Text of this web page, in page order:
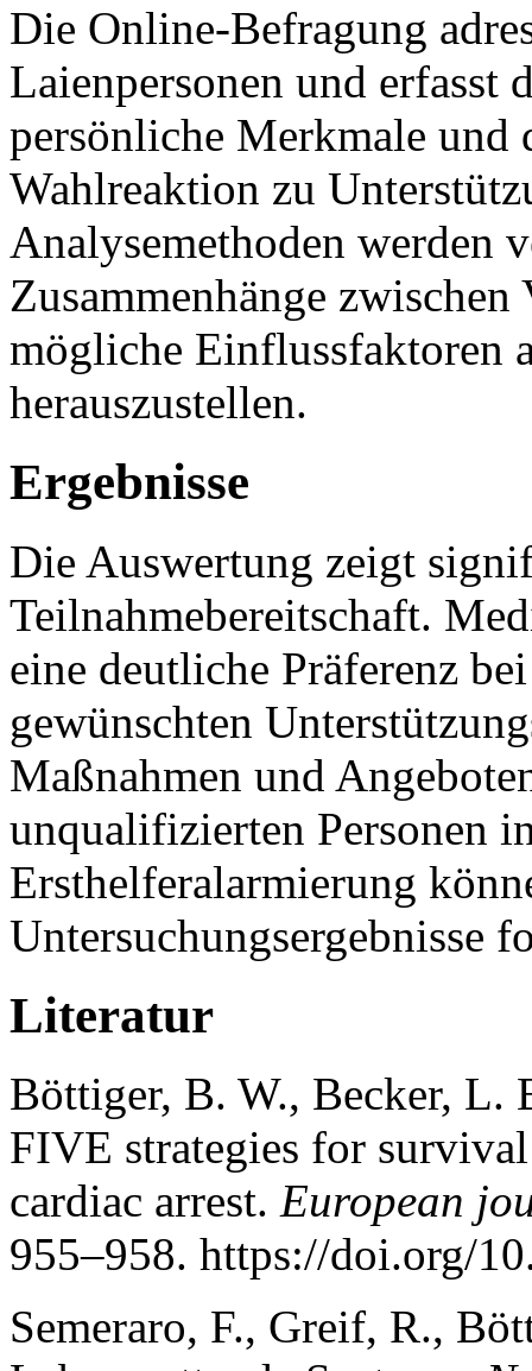
Die Online-Befragung
Laienpersonen und erfasst
persönliche Merkmale und
Wahlreaktion zu
Analysemethoden werden
Zusammenhänge
mögliche Einflussfaktoren
herauszustellen.
Ergebnisse
Die Auswertung zeigt
Teilnahmebereitschaft.
eine deutliche Präferenz
gewünschten
Maßnahmen und
unqualifizierten Personen
Ersthelferalarmierung
Untersuchungsergebnisse
Literatur
Böttiger, B. W., Becker,
FIVE strategies for
cardiac arrest. European
955–958. https://doi.org/
Semeraro, F., Greif, R.,